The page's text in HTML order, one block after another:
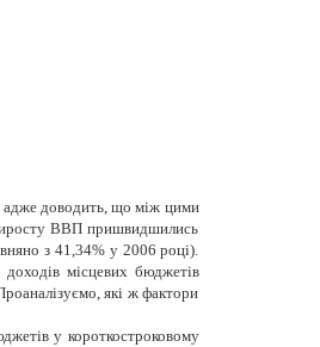
адже доводить, що між цими
ВВП пришвидшились
з 41,34% у 2006 році).
місцевих бюджетів
які ж фактори
у короткостроковому